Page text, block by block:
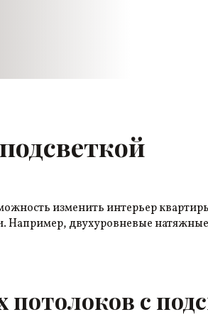
изменить интерьер
двухуровневые
с